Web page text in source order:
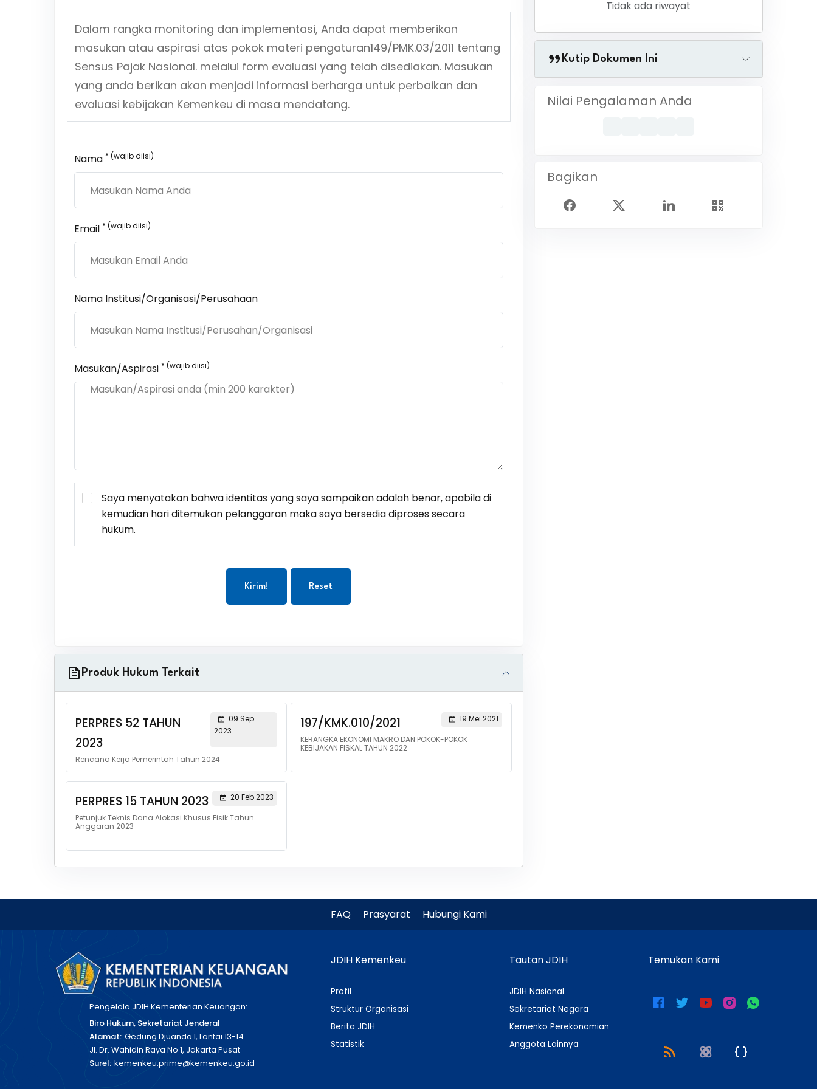
Dalam rangka monitoring dan implementasi, Anda dapat memberikan
masukan atau aspirasi atas pokok materi pengaturan149/PMK.03/2011 tentang
Sensus Pajak Nasional.melalui form evaluasi yang telah disediakan. Masukan
yang anda berikan akan menjadi informasi berharga untuk perbaikan dan
evaluasi kebijakan Kemenkeu di masa mendatang.
Nama * (wajib diisi)
Email * (wajib diisi)
Nama Institusi/Organisasi/Perusahaan
Masukan/Aspirasi * (wajib diisi)
Saya menyatakan bahwa identitas yang saya sampaikan adalah benar, apabila di
kemudian hari ditemukan pelanggaran maka saya bersedia diproses secara
hukum.
Kirim! Reset
Produk Hukum Terkait
PERPRES 52 TAHUN
2023
09 Sep
2023
Rencana Kerja Pemerintah Tahun 2024
197/KMK.010/2021
19 Mei 2021
KERANGKA EKONOMI MAKRO DAN POKOK-POKOK
KEBIJAKAN FISKAL TAHUN 2022
PERPRES 15 TAHUN 2023
20 Feb 2023
Petunjuk Teknis Dana Alokasi Khusus Fisik Tahun
Anggaran 2023
Tidak ada riwayat
Kutip Dokumen Ini
Nilai Pengalaman Anda
Bagikan
FAQ Prasyarat Hubungi Kami
Pengelola JDIH Kementerian Keuangan:
Biro Hukum, Sekretariat Jenderal
Alamat: Gedung Djuanda I, Lantai 13-14
Jl. Dr. Wahidin Raya No 1, Jakarta Pusat
Surel: kemenkeu.prime@kemenkeu.go.id
JDIH Kemenkeu
Profil
Struktur Organisasi
Berita JDIH
Statistik
Tautan JDIH
JDIH Nasional
Sekretariat Negara
Kemenko Perekonomian
Anggota Lainnya
Temukan Kami